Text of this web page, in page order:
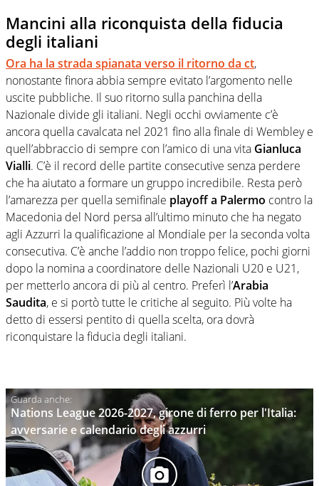
Mancini alla riconquista della fiducia
degli italiani
Ora ha la strada spianata verso il ritorno da ct,
nonostante finora abbia sempre evitato l’argomento nelle
uscite pubbliche. Il suo ritorno sulla panchina della
Nazionale divide gli italiani. Negli occhi ovviamente c’è
ancora quella cavalcata nel 2021 fino alla finale di Wembley e
quell’abbraccio di sempre con l’amico di una vita Gianluca
Vialli. C’è il record delle partite consecutive senza perdere
che ha aiutato a formare un gruppo incredibile. Resta però
l’amarezza per quella semifinale playoff a Palermo contro la
Macedonia del Nord persa all’ultimo minuto che ha negato
agli Azzurri la qualificazione al Mondiale per la seconda volta
consecutiva. C’è anche l’addio non troppo felice, pochi giorni
dopo la nomina a coordinatore delle Nazionali U20 e U21,
per metterlo ancora di più al centro. Preferì l’Arabia
Saudita, e si portò tutte le critiche al seguito. Più volte ha
detto di essersi pentito di quella scelta, ora dovrà
riconquistare la fiducia degli italiani.
Nations League 2026-2027, girone di ferro per l'Italia:
avversarie e calendario degli azzurri